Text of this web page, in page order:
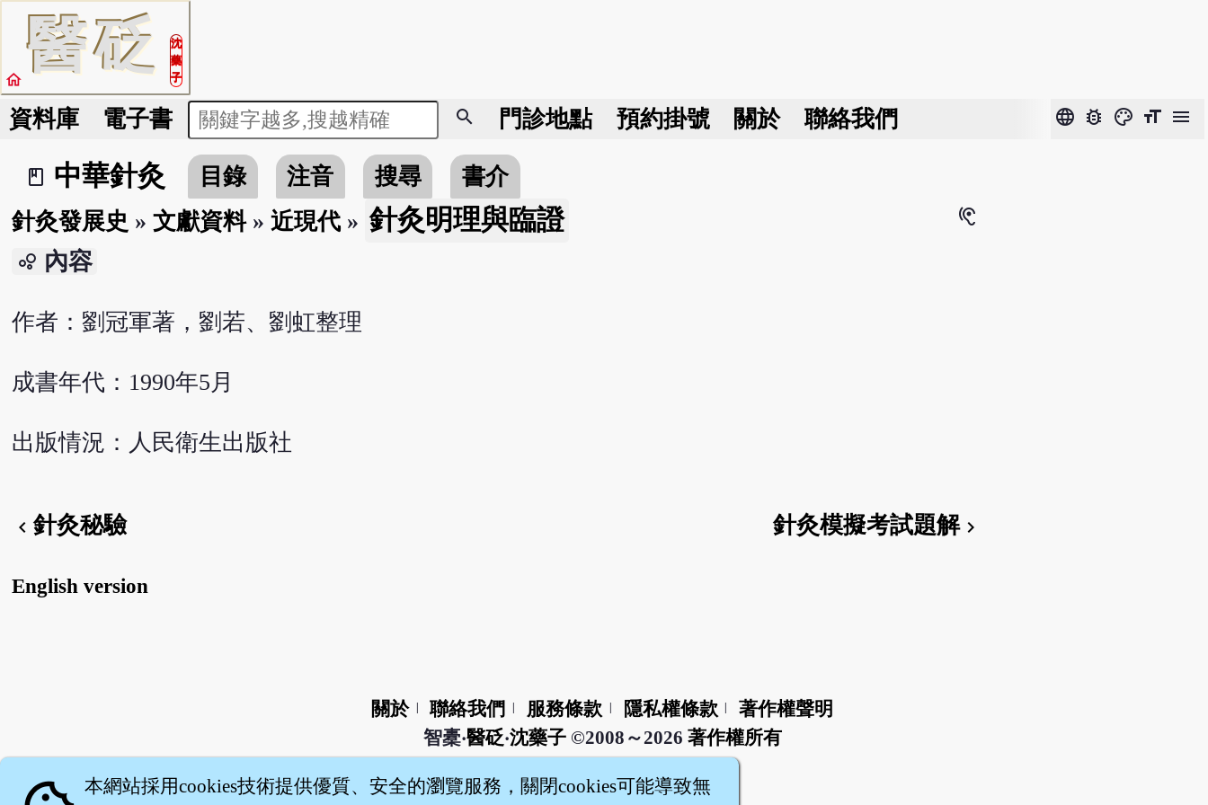
醫砭
沈
藥
子
home
資料庫 電子書 search 門診地點 預約掛號 關於 聯絡我們 language bug_report color_lens format_size menu
book_2
中華針灸 目錄 注音 搜尋
書介
針灸發展史 » 文獻資料» 近現代» 針灸明理與臨證 hearing
bubble_chart 內容
作者：劉冠軍著，劉若、劉虹整理
成書年代：1990年5月
出版情況：人民衛生出版社
chevron_left 針灸秘驗 針灸模擬考試題解chevron_right
English version
關於 聯絡我們 服務條款 隱私權條款
著作權聲明
智橐‧醫砭‧沈藥子©2008～2026 著作權所有
本網站採用cookies技術提供優質、安全的瀏覽服務，關閉cookies可能導致無